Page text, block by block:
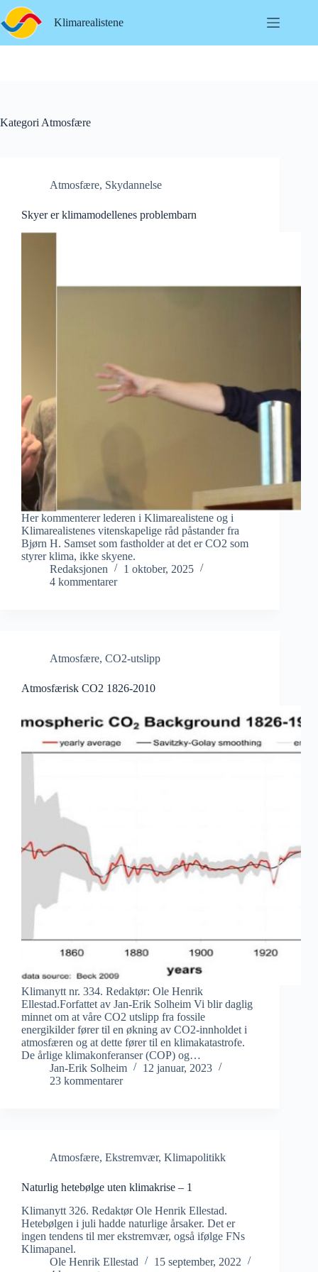
Hopp
til
innholdet
Klimarealistene
Kategori Atmosfære
Atmosfære, Skydannelse
Skyer er klima­modellenes problem­barn
Her kommenterer lederen i Klimarealistene og i
Klimarealistenes vitenskapelige råd påstander fra
Bjørn H. Samset som fastholder at det er CO2 som
styrer klima, ikke skyene.
Redaksjonen
1 oktober, 2025
4 kommentarer
Atmosfære, CO2-utslipp
Atmosfærisk CO2 1826-2010
Klimanytt nr. 334. Redaktør: Ole Henrik
Ellestad.Forfattet av Jan-Erik Solheim Vi blir daglig
minnet om at våre CO2 utslipp fra fossile
energikilder fører til en økning av CO2-innholdet i
atmosfæren og at dette fører til en klimakatastrofe.
De årlige klimakonferanser (COP) og…
Jan-Erik Solheim
12 januar, 2023
23 kommentarer
Atmosfære, Ekstremvær, Klimapolitikk
Naturlig hetebølge uten klimakrise – 1
Klimanytt 326. Redaktør Ole Henrik Ellestad.
Hetebølgen i juli hadde naturlige årsaker. Det er
ingen tendens til mer ekstremvær, også ifølge FNs
Klimapanel.
Ole Henrik Ellestad
15 september, 2022